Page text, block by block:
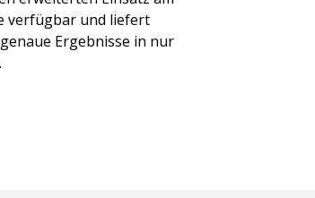
verfügbar und liefert
Ergebnisse in nur